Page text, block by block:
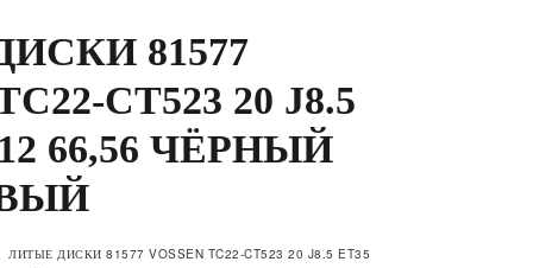
81577
CT523 20 J8.5
66,56 ЧЁРНЫЙ
ЛИТЫЕ ДИСКИ 81577 VOSSEN TC22-CT523 20 J8.5 ET35